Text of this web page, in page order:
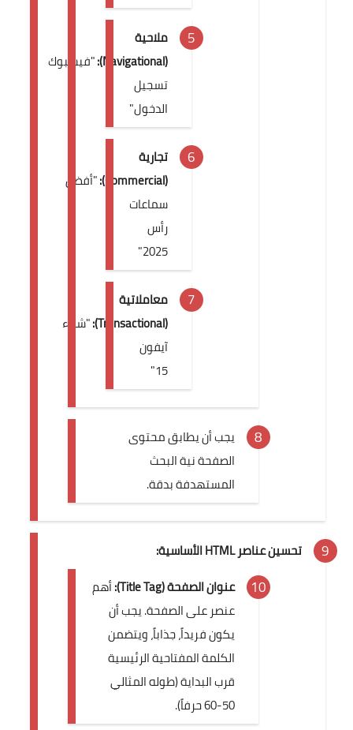
ملاحية
(Navigational):
"فيسبوك
تسجيل
الدخول"
تجارية
(Commercial):
"أفضل
سماعات
رأس
2025"
معاملاتية
(Transactional):
"شراء
آيفون
15"
يجب أن يطابق محتوى
الصفحة نية البحث
المستهدفة بدقة.
تحسين عناصر HTML الأساسية:
عنوان الصفحة (Title Tag):
أهم
عنصر على الصفحة. يجب أن
يكون فريداً، جذاباً، ويتضمن
الكلمة المفتاحية الرئيسية
قرب البداية (طوله المثالي
50-60 حرفاً).